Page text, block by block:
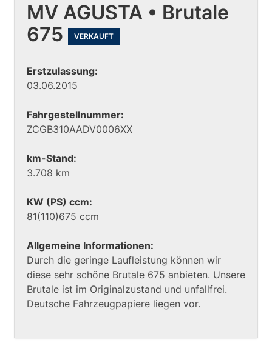
MV AGUSTA • Brutale
675
VERKAUFT
Erstzulassung:
03.06.2015
Fahrgestellnummer:
ZCGB310AADV0006XX
km-Stand:
3.708 km
KW (PS) ccm:
81(110)675 ccm
Allgemeine Informationen:
Durch die geringe Laufleistung können wir
diese sehr schöne Brutale 675 anbieten. Unsere
Brutale ist im Originalzustand und unfallfrei.
Deutsche Fahrzeugpapiere liegen vor.